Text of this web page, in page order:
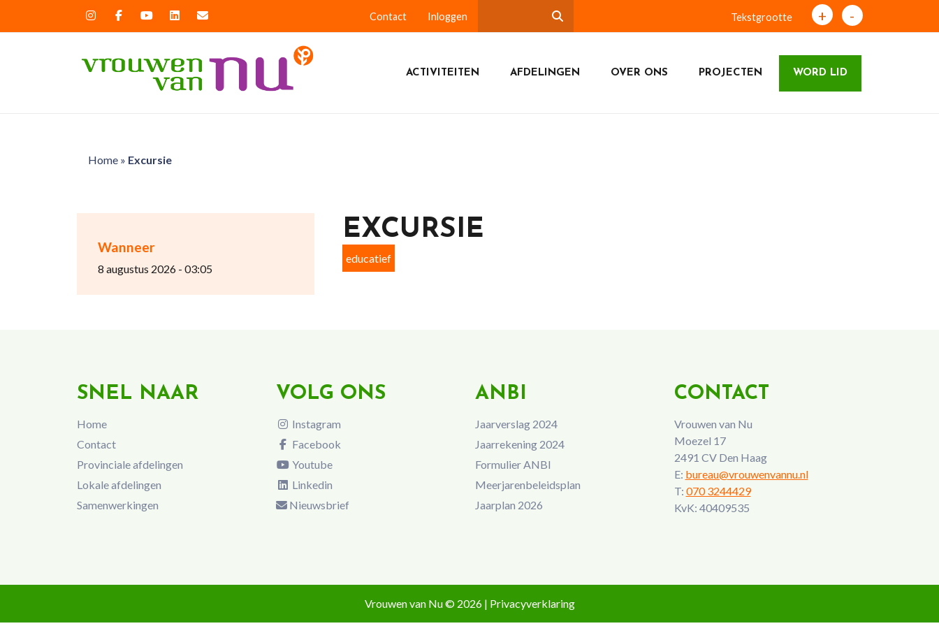
Contact Inloggen Tekstgrootte + -
ACTIVITEITEN AFDELINGEN OVER ONS PROJECTEN WORD LID
Home» Excursie
Wanneer
8 augustus 2026 - 03:05
EXCURSIE
educatief
SNEL NAAR
Home
Contact
Provinciale afdelingen
Lokale afdelingen
Samenwerkingen
VOLG ONS
Instagram
Facebook
Youtube
Linkedin
Nieuwsbrief
ANBI
Jaarverslag 2024
Jaarrekening 2024
Formulier ANBI
Meerjarenbeleidsplan
Jaarplan 2026
CONTACT
Vrouwen van Nu
Moezel 17
2491 CV Den Haag
E: bureau@vrouwenvannu.nl
T: 070 3244429
KvK: 40409535
Vrouwen van Nu © 2026 | Privacyverklaring